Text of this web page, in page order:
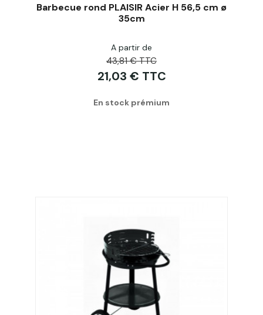
Acheter
Barbecue rond PLAISIR Acier H 56,5 cm ø
35cm
A partir de
43,81 € TTC
21,03 € TTC
En stock prémium